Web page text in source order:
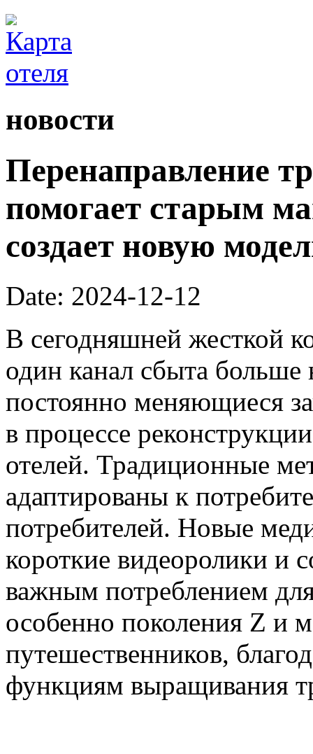
новости
Перенаправление
помогает старым
создает новую
Date: 2024-12-12
В сегодняшней жесткой
один канал сбыта больше
постоянно меняющиеся
в процессе
отелей. Традиционные
адаптированы к
потребителей. Новые
короткие видеоролики и
важным потреблением
особенно поколения Z и
путешественников,
функциям выращивания